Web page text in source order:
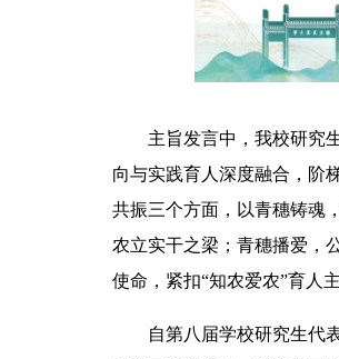
主旨发言中，我校研究
向与实践育人深度融合，阶
共振三个方面，以青穗铸魂
农立实干之梁；青穗播爱，
使命，紧扣“知农爱农”育人
自第八届学校研究生代